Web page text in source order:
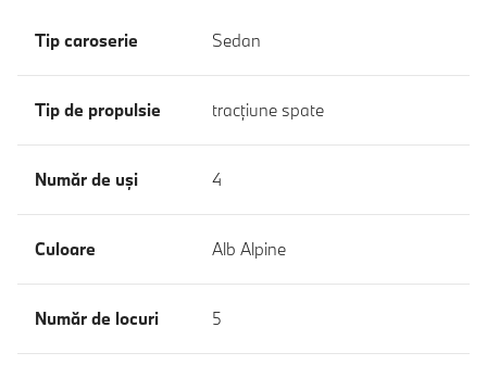
Tip caroserie Sedan
Tip de propulsie tracţiune spate
Număr de uşi 4
Culoare Alb Alpine
Număr de locuri 5